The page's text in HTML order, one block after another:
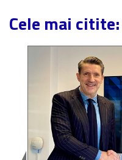
Cele mai citite: